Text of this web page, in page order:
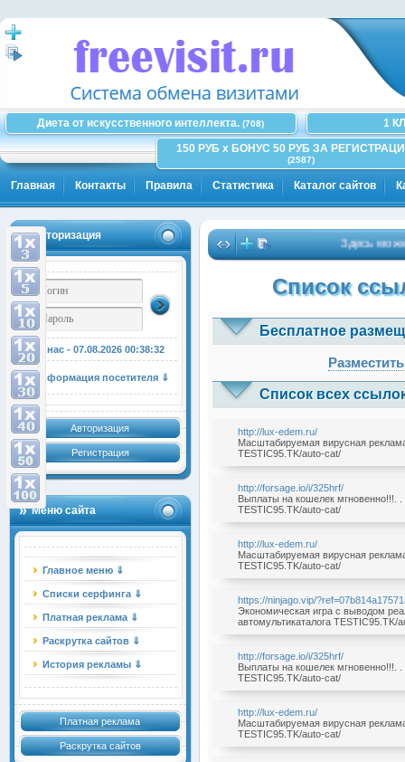
Диета от искусственного интеллекта. (708)
1
150 РУБ x БОНУС 50 РУБ ЗА
(2587)
Главная Контакты Правила Статистика Каталог сайтов
Авторизация
У нас - 07.08.2026 00:38:33
Информация посетителя ⇓
Авторизация
Регистрация
Меню сайта
Главное меню ⇓
Списки серфинга ⇓
Платная реклама ⇓
Раскрутка сайтов ⇓
История рекламы ⇓
Платная реклама
Раскрутка сайтов
Здесь может
Список
Бесплатное
Список всех
http://lux-edem.ru/
Масштабируемая вирусная
TESTIC95.TK/auto-cat/
http://forsage.io/i/325hrf/
Выплаты на кошелек мгновенно!!!. .
TESTIC95.TK/auto-cat/
http://lux-edem.ru/
Масштабируемая вирусная
TESTIC95.TK/auto-cat/
https://ninjago.vip/
Экономическая игра с выводом
автомультикаталога TESTIC95.TK/
http://forsage.io/i/325hrf/
Выплаты на кошелек мгновенно!!!. .
TESTIC95.TK/auto-cat/
http://lux-edem.ru/
Масштабируемая вирусная
TESTIC95.TK/auto-cat/